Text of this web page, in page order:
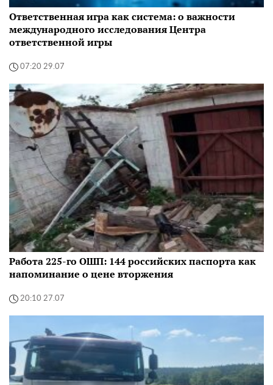
Ответственная игра как система: о важности
международного исследования Центра
ответственной игры
07:20 29.07
Работа 225-го ОШП: 144 российских паспорта как
напоминание о цене вторжения
20:10 27.07